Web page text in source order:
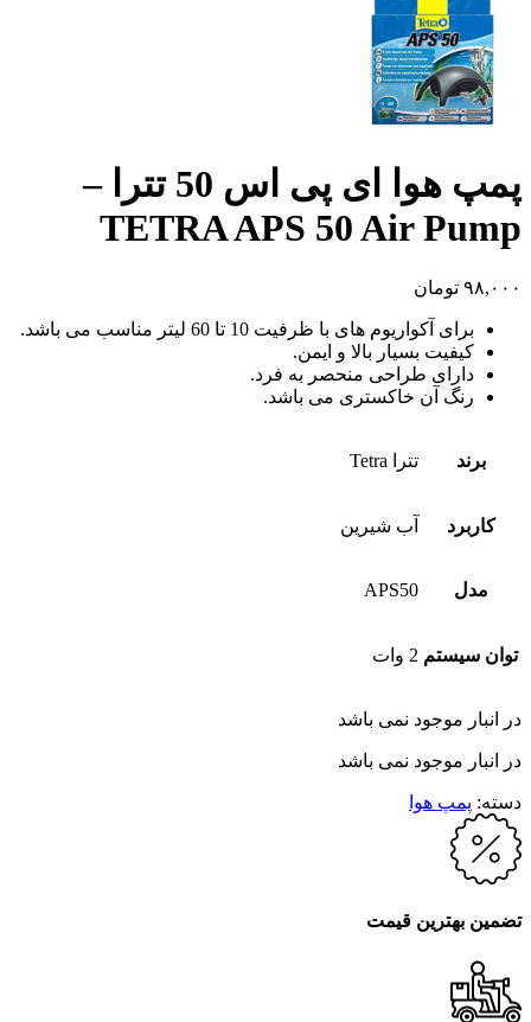
پمپ هوا ای پی اس 50 تترا –
TETRA APS 50 Air Pump
۹۸,۰۰۰ تومان
برای آکواریوم های با ظرفیت 10 تا 60 لیتر مناسب می باشد.
کیفیت بسیار بالا و ایمن.
دارای طراحی منحصر به فرد.
رنگ آن خاکستری می باشد.
برند تترا Tetra
کاربرد آب شیرین
مدل APS50
توان سیستم 2 وات
در انبار موجود نمی باشد
در انبار موجود نمی باشد
دسته: پمپ هوا
تضمین بهترین قیمت